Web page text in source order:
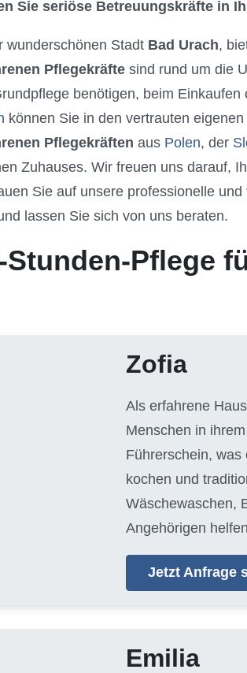
Sie seriöse Betreuungskräfte in
wunderschönen Stadt Bad Urach,
Pflegekräfte sind rund um die
benötigen, beim
können Sie in den vertrauten
Pflegekräften aus Polen, der
Zuhauses. Wir freuen uns darauf,
Sie auf unsere professionelle
lassen Sie sich von uns beraten.
Stunden-Pflege
Zofia
Als erfahrene
Menschen in
Führerschein,
kochen und
Wäschewaschen,
Angehörigen
Jetzt Anfrage
Emilia